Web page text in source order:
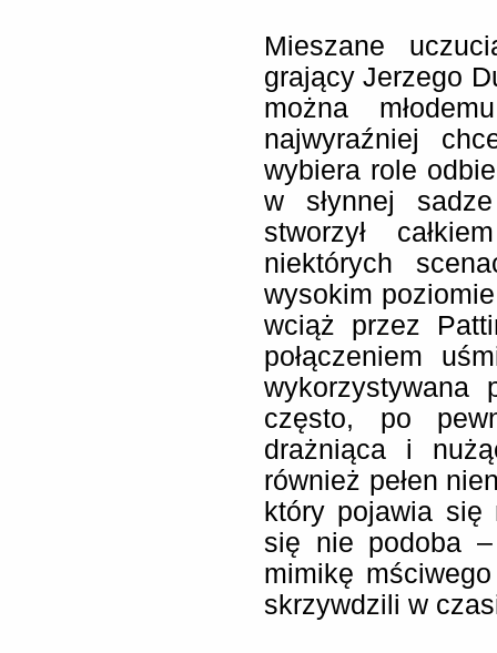
Mieszane
grający Jerzego
można
najwyraźniej
wybiera role
w słynnej sadze
stworzył
niektórych
wysokim
wciąż przez
połączeniem
wykorzystywana
często, po
drażniąca i
również pełen
który pojawia
się nie podoba
mimikę
skrzywdzili w